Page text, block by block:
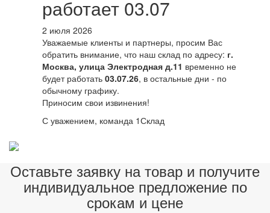
работает 03.07
2 июля 2026
Уважаемые клиенты и партнеры, просим Вас
обратить внимание, что наш склад по адресу: г.
Москва, улица Электродная д.11 временно не
будет работать 03.07.26, в остальные дни - по
обычному графику.
Приносим свои извинения!
С уважением, команда 1Склад
Оставьте заявку на товар и получите
индивидуальное предложение по
срокам и цене